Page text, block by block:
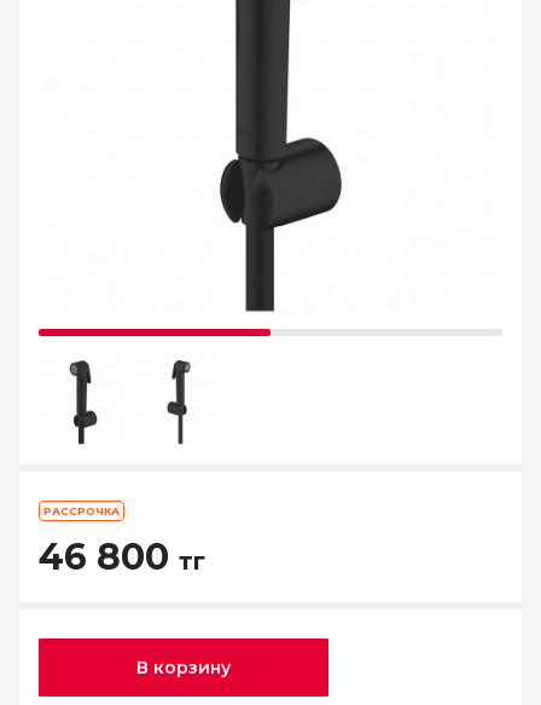
РАССРОЧКА
46 800 тг
В корзину